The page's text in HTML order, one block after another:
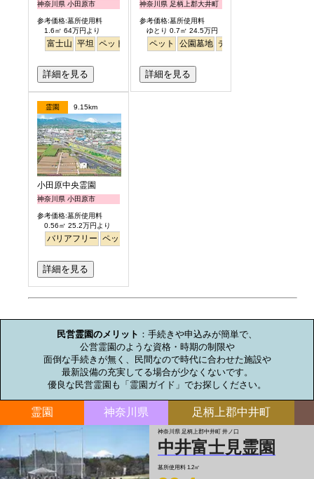
神奈川県 小田原市
参考価格:墓所使用料
1.6㎡ 64万円より
富士山 平坦 ペット 公園墓地
詳細を見る
神奈川県 足柄上郡大井町
参考価格:墓所使用料
ゆとり 0.7㎡ 24.5万円
ペット 公園墓地 デザイン
詳細を見る
霊園 9.15km
小田原中央霊園
神奈川県 小田原市
参考価格:墓所使用料
0.56㎡ 25.2万円より
バリアフリー ペット
詳細を見る
民営霊園のメリット ：手続きや申込みが簡単で、
公営霊園のような資格・時期の制限や
面倒な手続きが無く、民間なので時代に合わせた施設や
最新設備の充実してる場合が少なくないです。
優良な民営霊園も「霊園ガイド」でお探しください。
霊園 神奈川県 足柄上郡中井町
神奈川県 足柄上郡中井町 井ノ口
中井富士見霊園
墓所使用料 1.2㎡